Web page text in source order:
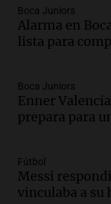
Audio.
sobre la
Santa Fe.
Audio.
compras
Rosario.
Audio.
compras
Boca Juniors
Alarma en
lista para
Boca Juniors
Enner
prepara para
Fútbol
Messi
vinculaba a su